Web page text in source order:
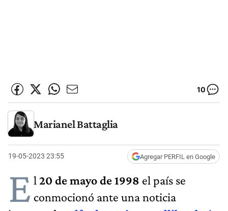
10
Marianel Battaglia
19-05-2023 23:55 Agregar PERFIL en Google
E l 20 de mayo de 1998 el país se
conmocionó ante una noticia